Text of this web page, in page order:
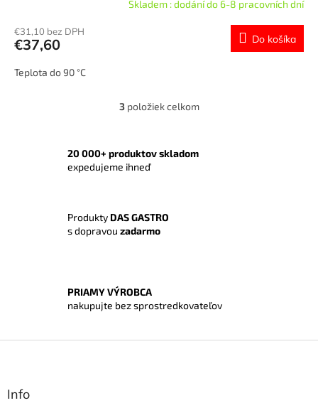
Skladem : dodání do 6-8 pracovních dní
€31,10 bez DPH
€37,60 Do košíka
Teplota do 90 °C
O
á
e
p
v
ý
i
3položiek celkom
20 000+ produktov skladom
expedujeme ihneď
Produkty DAS GASTRO
s dopravou zadarmo
PRIAMY VÝROBCA
nakupujte bez sprostredkovateľov
Z
Info